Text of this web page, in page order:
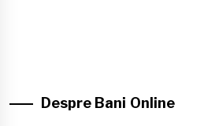
Despre Bani Online